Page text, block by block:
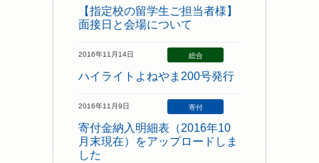
【指定校の留学生ご担当者様】
面接日と会場について
2016年11月14日 総合
ハイライトよねやま200号発行
2016年11月9日 寄付
寄付金納入明細表（2016年10
月末現在）をアップロードしま
した